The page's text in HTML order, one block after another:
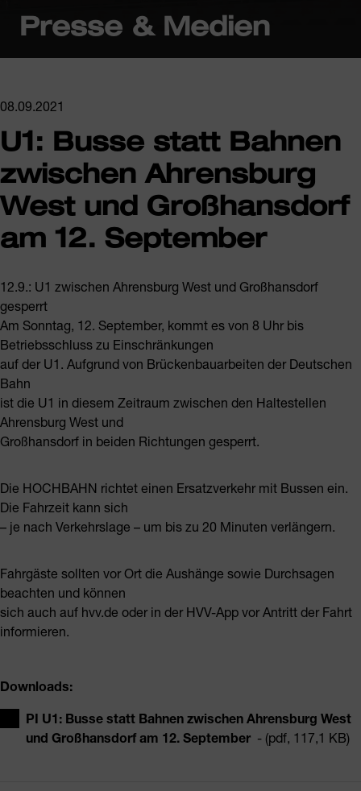
Presse & Medien
08.09.2021
U1: Busse statt Bahnen
zwischen Ahrensburg
West und Großhansdorf
am 12. September
12.9.: U1 zwischen Ahrensburg West und Großhansdorf
gesperrt
Am Sonntag, 12. September, kommt es von 8 Uhr bis
Betriebsschluss zu Einschränkungen
auf der U1. Aufgrund von Brückenbauarbeiten der Deutschen
Bahn
ist die U1 in diesem Zeitraum zwischen den Haltestellen
Ahrensburg West und
Großhansdorf in beiden Richtungen gesperrt.
Die HOCHBAHN richtet einen Ersatzverkehr mit Bussen ein.
Die Fahrzeit kann sich
– je nach Verkehrslage – um bis zu 20 Minuten verlängern.
Fahrgäste sollten vor Ort die Aushänge sowie Durchsagen
beachten und können
sich auch auf hvv.de oder in der HVV-App vor Antritt der Fahrt
informieren.
Downloads:
PI U1: Busse statt Bahnen zwischen Ahrensburg West
und Großhansdorf am 12. September - (pdf, 117,1 KB)